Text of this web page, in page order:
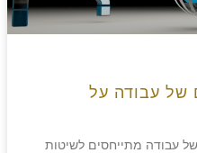
של עבודה על
עבודה מתייחסים לשיטות